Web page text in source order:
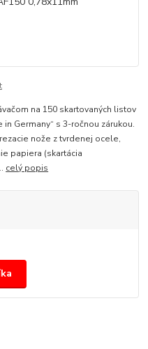
na 150 skartovaných listov
Germany“ s 3-ročnou zárukou.
nože z tvrdenej ocele,
papiera (skartácia
celý popis